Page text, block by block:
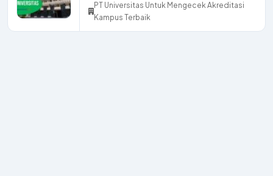
PT Universitas Untuk Mengecek Akreditasi
Kampus Terbaik